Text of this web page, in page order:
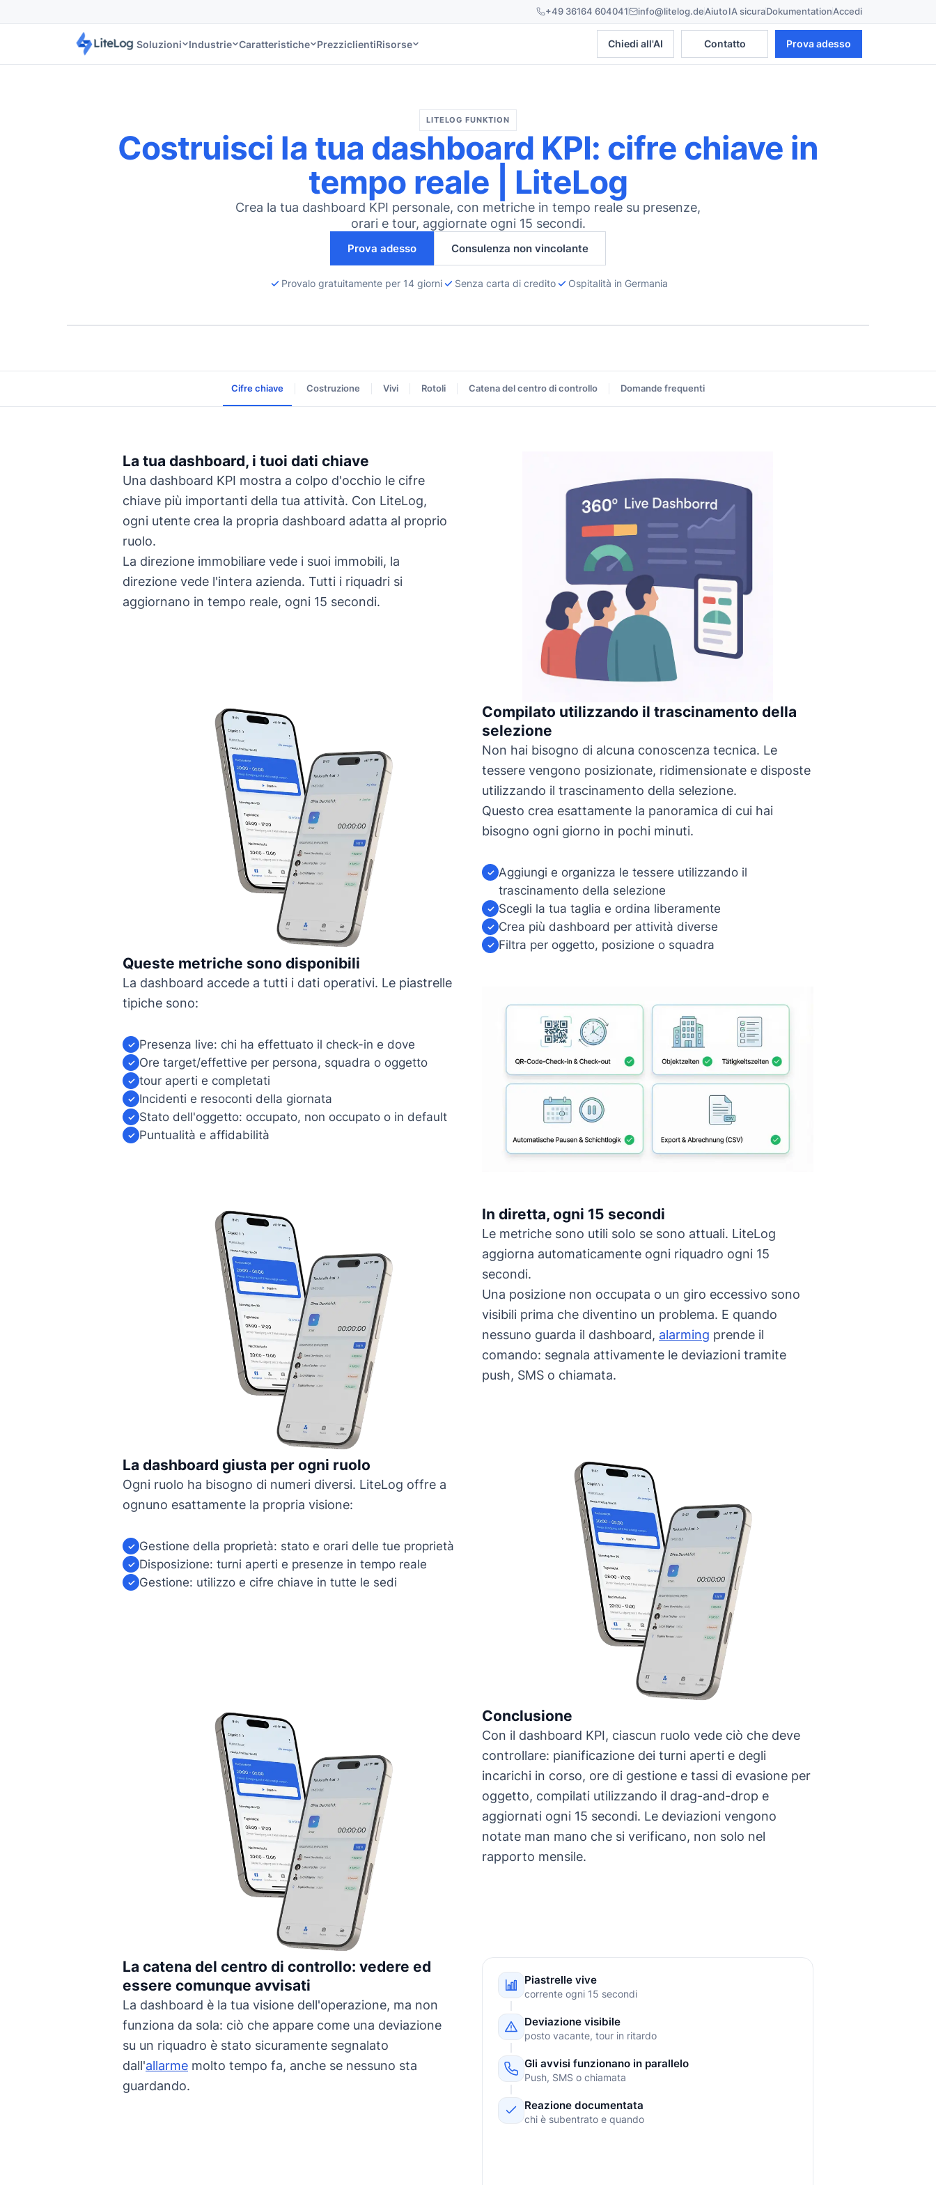
+49 36164 604041 info@litelog.deAiutoIA sicuraDokumentationAccedi
Soluzioni Industrie Caratteristiche PrezziclientiRisorse Chiedi all'AI Contatto Prova adesso
LITELOG FUNKTION
Costruisci la tua dashboard KPI: cifre chiave in
tempo reale | LiteLog
Crea la tua dashboard KPI personale, con metriche in tempo reale su presenze,
orari e tour, aggiornate ogni 15 secondi.
Prova adesso Consulenza non vincolante
Provalo gratuitamente per 14 giorni Senza carta di credito Ospitalità in Germania
Cifre chiave Costruzione Vivi Rotoli Catena del centro di controllo Domande frequenti
La tua dashboard, i tuoi dati chiave
Una dashboard KPI mostra a colpo d'occhio le cifre
chiave più importanti della tua attività. Con LiteLog,
ogni utente crea la propria dashboard adatta al proprio
ruolo.
La direzione immobiliare vede i suoi immobili, la
direzione vede l'intera azienda. Tutti i riquadri si
aggiornano in tempo reale, ogni 15 secondi.
Compilato utilizzando il trascinamento della
selezione
Non hai bisogno di alcuna conoscenza tecnica. Le
tessere vengono posizionate, ridimensionate e disposte
utilizzando il trascinamento della selezione.
Questo crea esattamente la panoramica di cui hai
bisogno ogni giorno in pochi minuti.
✓ Aggiungi e organizza le tessere utilizzando il
trascinamento della selezione
✓ Scegli la tua taglia e ordina liberamente
✓ Crea più dashboard per attività diverse
✓ Filtra per oggetto, posizione o squadra
Queste metriche sono disponibili
La dashboard accede a tutti i dati operativi. Le piastrelle
tipiche sono:
✓ Presenza live: chi ha effettuato il check-in e dove
✓ Ore target/effettive per persona, squadra o oggetto
✓ tour aperti e completati
✓ Incidenti e resoconti della giornata
✓ Stato dell'oggetto: occupato, non occupato o in default
✓ Puntualità e affidabilità
In diretta, ogni 15 secondi
Le metriche sono utili solo se sono attuali. LiteLog
aggiorna automaticamente ogni riquadro ogni 15
secondi.
Una posizione non occupata o un giro eccessivo sono
visibili prima che diventino un problema. E quando
nessuno guarda il dashboard, alarming prende il
comando: segnala attivamente le deviazioni tramite
push, SMS o chiamata.
La dashboard giusta per ogni ruolo
Ogni ruolo ha bisogno di numeri diversi. LiteLog offre a
ognuno esattamente la propria visione:
✓ Gestione della proprietà: stato e orari delle tue proprietà
✓ Disposizione: turni aperti e presenze in tempo reale
✓ Gestione: utilizzo e cifre chiave in tutte le sedi
Conclusione
Con il dashboard KPI, ciascun ruolo vede ciò che deve
controllare: pianificazione dei turni aperti e degli
incarichi in corso, ore di gestione e tassi di evasione per
oggetto, compilati utilizzando il drag-and-drop e
aggiornati ogni 15 secondi. Le deviazioni vengono
notate man mano che si verificano, non solo nel
rapporto mensile.
La catena del centro di controllo: vedere ed
essere comunque avvisati
La dashboard è la tua visione dell'operazione, ma non
funziona da sola: ciò che appare come una deviazione
su un riquadro è stato sicuramente segnalato
dall'allarme molto tempo fa, anche se nessuno sta
guardando.
Piastrelle vive
corrente ogni 15 secondi
Deviazione visibile
posto vacante, tour in ritardo
Gli avvisi funzionano in parallelo
Push, SMS o chiamata
Reazione documentata
chi è subentrato e quando